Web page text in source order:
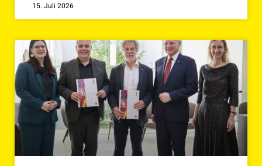
15. Juli 2026